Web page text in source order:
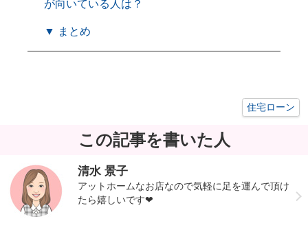
が向いている人は？
▼ まとめ
住宅ローン
この記事を書いた人
清水 景子
アットホームなお店なので気軽に足を運んで頂け
たら嬉しいです❤︎